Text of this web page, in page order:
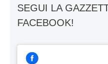
SEGUI LA
FACEBOOK!